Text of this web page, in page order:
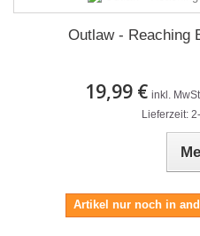
Outlaw - Reaching
19,99 € inkl.
Lieferzeit:
Artikel nur noch in